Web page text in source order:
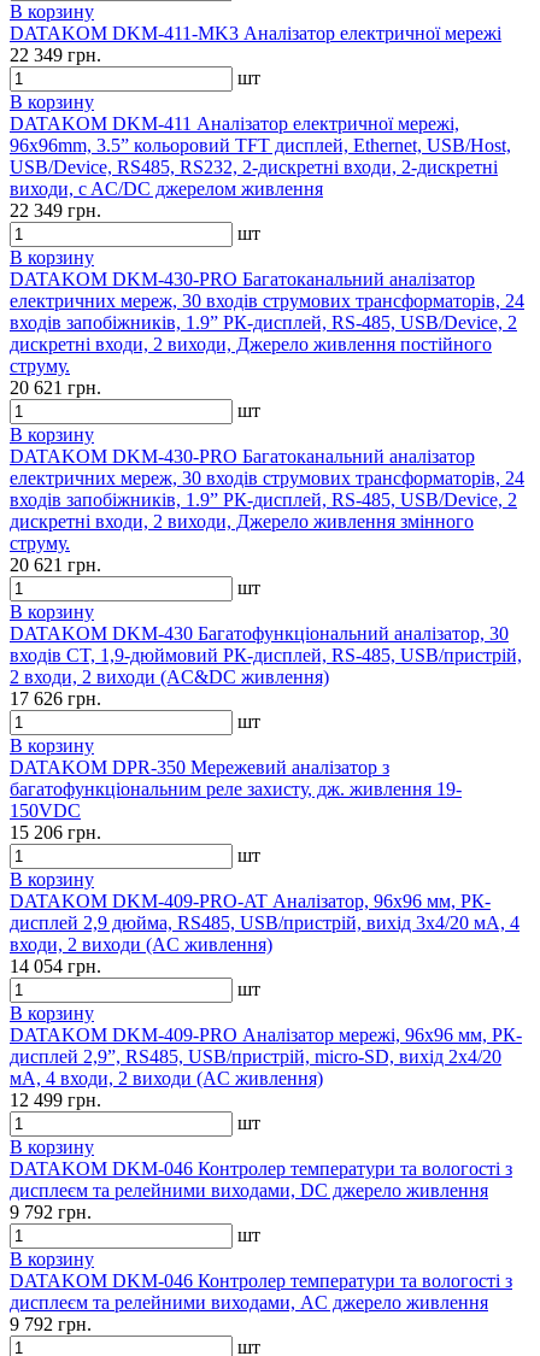
В корзину
DATAKOM DKM-411-MK3 Аналізатор електричної мережі
22 349 грн.
шт
В корзину
DATAKOM DKM-411 Аналізатор електричної мережі,
96x96mm, 3.5” кольоровий TFT дисплей, Ethernet, USB/Host,
USB/Device, RS485, RS232, 2-дискретні входи, 2-дискретні
виходи, c AC/DC джерелом живлення
22 349 грн.
шт
В корзину
DATAKOM DKM-430-PRO Багатоканальний аналізатор
електричних мереж, 30 входів струмових трансформаторів, 24
входів запобіжників, 1.9” РК-дисплей, RS-485, USB/Device, 2
дискретні входи, 2 виходи, Джерело живлення постійного
струму.
20 621 грн.
шт
В корзину
DATAKOM DKM-430-PRO Багатоканальний аналізатор
електричних мереж, 30 входів струмових трансформаторів, 24
входів запобіжників, 1.9” РК-дисплей, RS-485, USB/Device, 2
дискретні входи, 2 виходи, Джерело живлення змінного
струму.
20 621 грн.
шт
В корзину
DATAKOM DKM-430 Багатофункціональний аналізатор, 30
входів CT, 1,9-дюймовий РК-дисплей, RS-485, USB/пристрій,
2 входи, 2 виходи (AC&DC живлення)
17 626 грн.
шт
В корзину
DATAKOM DPR-350 Мережевий аналізатор з
багатофункціональним реле захисту, дж. живлення 19-
150VDC
15 206 грн.
шт
В корзину
DATAKOM DKM-409-PRO-AT Аналізатор, 96x96 мм, РК-
дисплей 2,9 дюйма, RS485, USB/пристрій, вихід 3x4/20 мА, 4
входи, 2 виходи (AC живлення)
14 054 грн.
шт
В корзину
DATAKOM DKM-409-PRO Аналізатор мережі, 96x96 мм, РК-
дисплей 2,9”, RS485, USB/пристрій, micro-SD, вихід 2x4/20
мА, 4 входи, 2 виходи (AC живлення)
12 499 грн.
шт
В корзину
DATAKOM DKM-046 Контролер температури та вологості з
дисплеєм та релейними виходами, DC джерело живлення
9 792 грн.
шт
В корзину
DATAKOM DKM-046 Контролер температури та вологості з
дисплеєм та релейними виходами, AC джерело живлення
9 792 грн.
шт